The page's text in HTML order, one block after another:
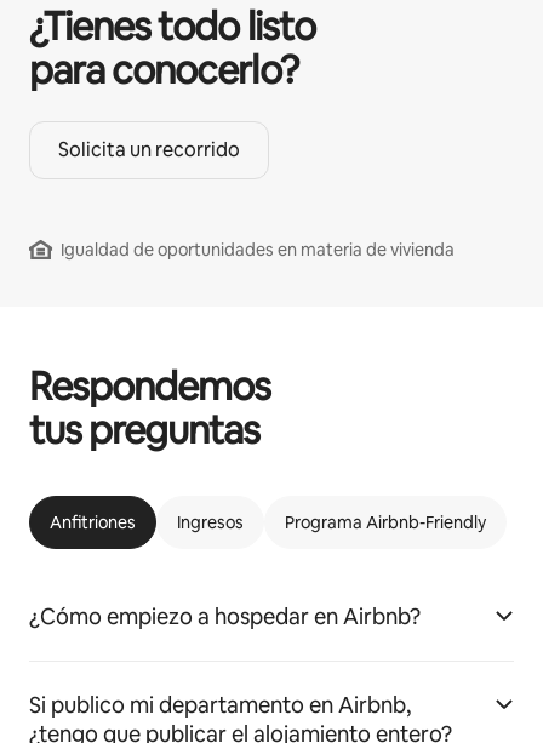
¿Tienes todo listo
para conocerlo?
Solicita un recorrido
Igualdad de oportunidades en materia de vivienda
Respondemos
tus preguntas
Anfitriones Ingresos Programa Airbnb-Friendly
¿Cómo empiezo a hospedar en Airbnb?
Si publico mi departamento en Airbnb,
¿tengo que publicar el alojamiento entero?